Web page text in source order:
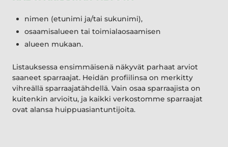
nimen (etunimi ja/tai sukunimi),
osaamisalueen tai toimialaosaamisen
alueen mukaan.
Listauksessa ensimmäisenä näkyvät parhaat arviot
saaneet sparraajat. Heidän profiilinsa on merkitty
vihreällä sparraajatähdellä. Vain osaa sparraajista on
kuitenkin arvioitu, ja kaikki verkostomme sparraajat
ovat alansa huippuasiantuntijoita.